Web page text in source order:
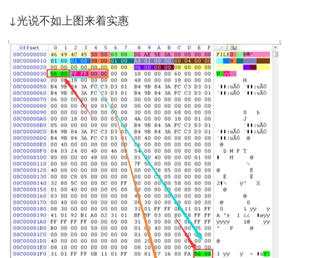
​ ↓光说不如上图来着实惠